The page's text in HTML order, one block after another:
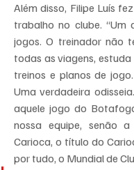
Além disso, Filipe Luís
trabalho no clube. “Um
jogos. O treinador não
todas as viagens,
treinos e planos de
Uma verdadeira
aquele jogo do
nossa equipe, senão
Carioca, o título do
por tudo, o Mundial de